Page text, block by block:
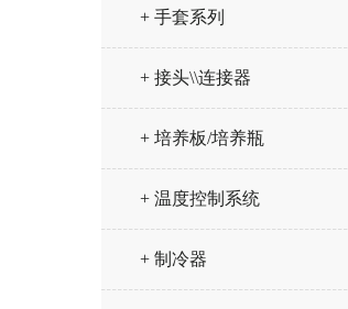
+ 手套系列
+ 接头\\连接器
+ 培养板/培养瓶
+ 温度控制系统
+ 制冷器